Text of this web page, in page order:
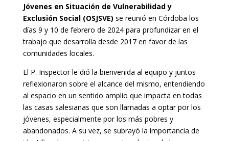
Jóvenes en Situación de Vulnerabilidad y
Exclusión Social (OSJSVE) se reunió en Córdoba los
días 9 y 10 de febrero de 2024 para profundizar en el
trabajo que desarrolla desde 2017 en favor de las
comunidades locales.
El P. Inspector le dió la bienvenida al equipo y juntos
reflexionaron sobre el alcance del mismo, entendiendo
al espacio en un sentido amplio que impacta en todas
las casas salesianas que son llamadas a optar por los
jóvenes, especialmente por los más pobres y
abandonados. A su vez, se subrayó la importancia de